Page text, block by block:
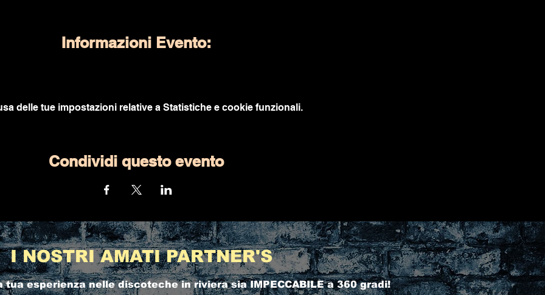
Informazioni Evento:
delle tue impostazioni relative a Statistiche e cookie funzionali.
Condividi questo evento
I NOSTRI AMATI PARTNER'S
tua esperienza nellediscoteche in rivierasia IMPECCABILE a 360 gradi!